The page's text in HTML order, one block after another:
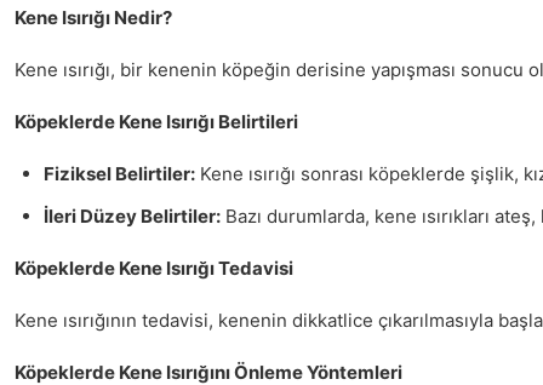
Kene Isırığı Nedir?
Kene ısırığı, bir kenenin köpeğin derisine yapışması
Köpeklerde Kene Isırığı Belirtileri
Fiziksel Belirtiler: Kene ısırığı sonrası köpeklerde
İleri Düzey Belirtiler: Bazı durumlarda, kene ısırıkları
Köpeklerde Kene Isırığı Tedavisi
Kene ısırığının tedavisi, kenenin dikkatlice çıkarılmasıyla
Köpeklerde Kene Isırığını Önleme Yöntemleri